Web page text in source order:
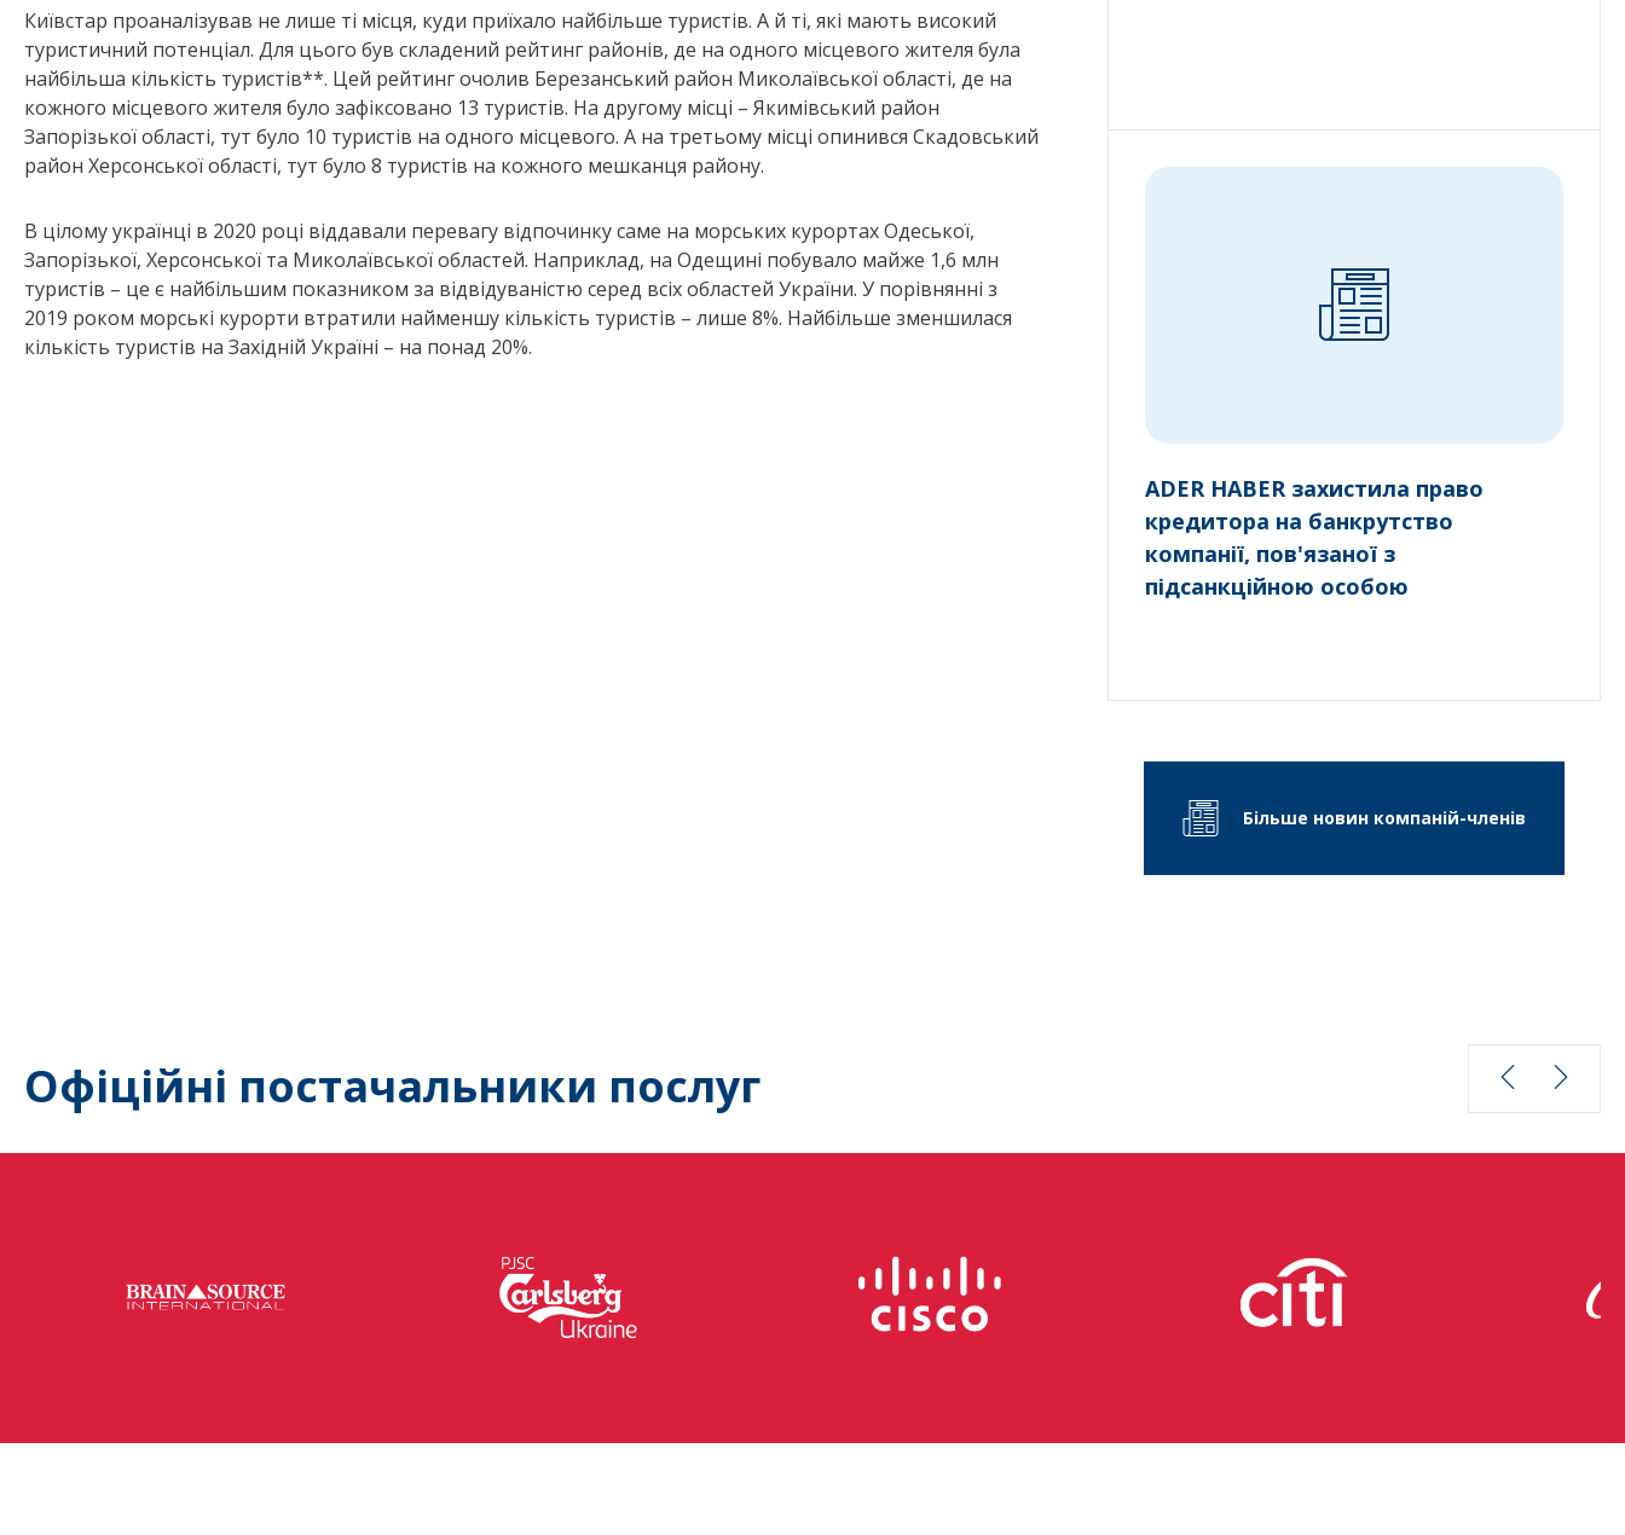
Київстар проаналізував не лише ті місця, куди приїхало найбільше туристів. А й ті, які мають високий
туристичний потенціал. Для цього був складений рейтинг районів, де на одного місцевого жителя була
найбільша кількість туристів**. Цей рейтинг очолив Березанський район Миколаївської області, де на
кожного місцевого жителя було зафіксовано 13 туристів. На другому місці – Якимівський район
Запорізької області, тут було 10 туристів на одного місцевого. А на третьому місці опинився Скадовський
район Херсонської області, тут було 8 туристів на кожного мешканця району.
В цілому українці в 2020 році віддавали перевагу відпочинку саме на морських курортах Одеської,
Запорізької, Херсонської та Миколаївської областей. Наприклад, на Одещині побувало майже 1,6 млн
туристів – це є найбільшим показником за відвідуваністю серед всіх областей України. У порівнянні з
2019 роком морські курорти втратили найменшу кількість туристів – лише 8%. Найбільше зменшилася
кількість туристів на Західній Україні – на понад 20%.
ADER HABER захистила право
кредитора на банкрутство
компанії, пов'язаної з
підсанкційною особою
Більше новин компаній-членів
Офіційні постачальники послуг